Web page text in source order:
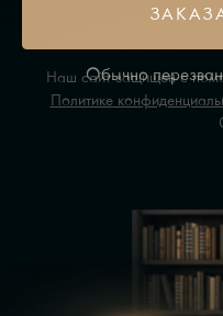
Обычно
Наш сайт защищен с
Политике